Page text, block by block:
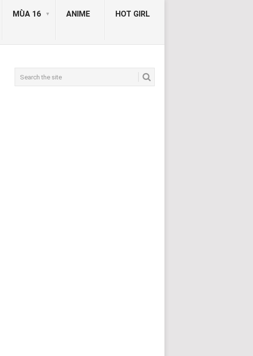
MÙA 16 ANIME HOT GIRL